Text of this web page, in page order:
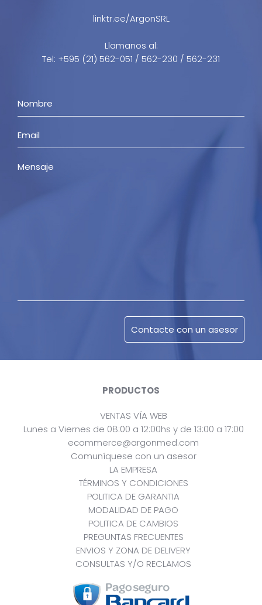
linktr.ee/ArgonSRL
Llamanos al:
Tel: +595 (21) 562-051 / 562-230 / 562-231
PRODUCTOS
VENTAS VÍA WEB
Lunes a Viernes de 08:00 a 12:00hs y de 13:00 a 17:00
ecommerce@argonmed.com
Comuníquese con un asesor
LA EMPRESA
TÉRMINOS Y CONDICIONES
POLITICA DE GARANTIA
MODALIDAD DE PAGO
POLITICA DE CAMBIOS
PREGUNTAS FRECUENTES
ENVIOS Y ZONA DE DELIVERY
CONSULTAS Y/O RECLAMOS